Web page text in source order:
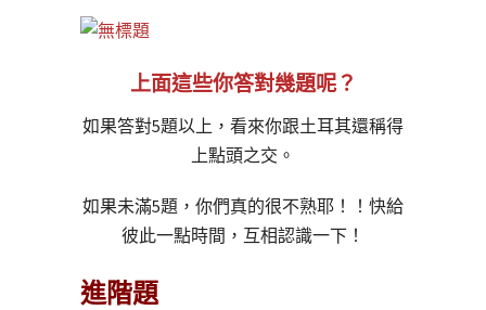
上面這些你答對幾題呢？
如果答對5題以上，看來你跟土耳其還稱得
上點頭之交。
如果未滿5題，你們真的很不熟耶！！快給
彼此一點時間，互相認識一下！
進階題